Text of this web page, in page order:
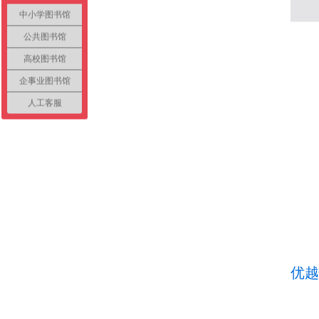
优
中小学图书馆
公共图书馆
高校图书馆
企事业图书馆
人工客服